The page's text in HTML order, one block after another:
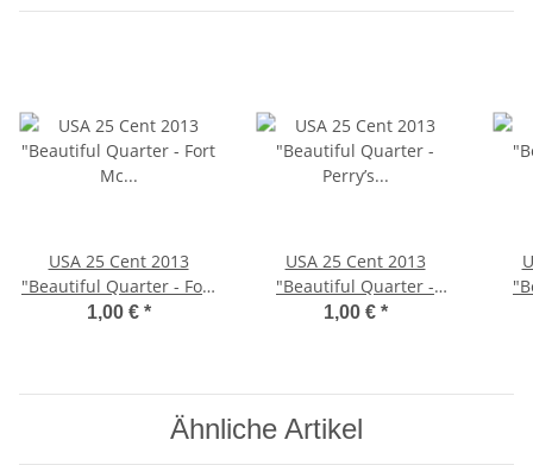
USA 25 Cent 2013
"Beautiful Quarter - Fort
Mc Henry" - D
1,00 € *
USA 25 Cent 2013
"Beautiful Quarter -
Perry’s Victory" - D
1,00 € *
Ähnliche Artikel